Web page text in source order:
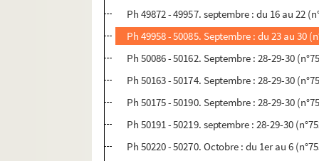
Ph 49872 - 49957. septembre : du 16 au 22
Ph 49958 - 50085. Septembre : du 23 au 30
Ph 50086 - 50162. Septembre : 28-29-30
Ph 50163 - 50174. Septembre : 28-29-30
Ph 50175 - 50190. Septembre : 28-29-30
Ph 50191 - 50219. septembre : 28-29-30
Ph 50220 - 50270. Octobre : du 1er au 6